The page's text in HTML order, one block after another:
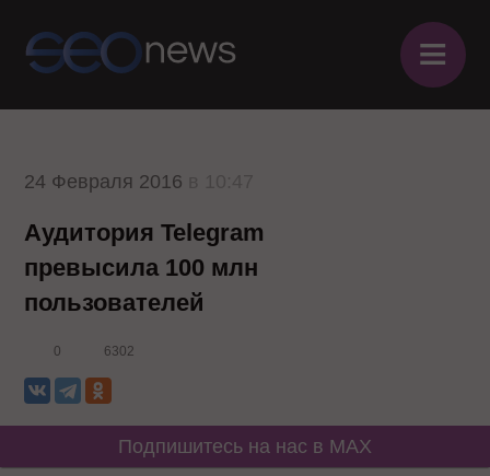
≡
24 Февраля 2016
Аудитория Telegram
превысила 100 млн
пользователей
0 6302
Подпишитесь на нас в MAX